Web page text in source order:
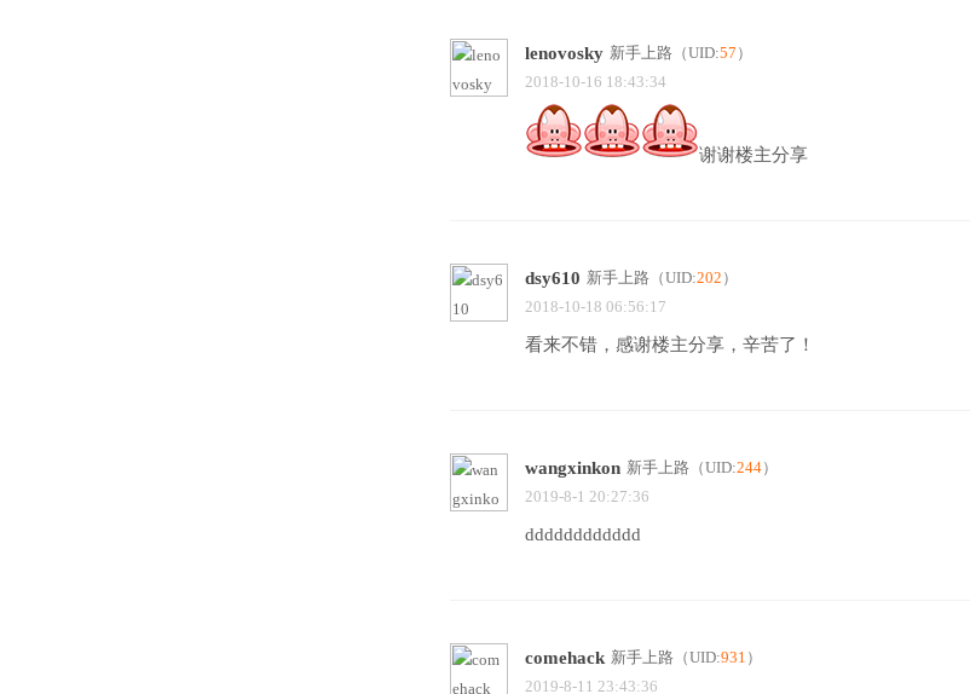
lenovosky 新手上路 （UID:57 ）
2018-10-16 18:43:34
谢谢楼主分享
dsy610 新手上路 （UID:202 ）
2018-10-18 06:56:17
看来不错，感谢楼主分享，辛苦了！
wangxinkon 新手上路 （UID:244）
2019-8-1 20:27:36
dddddddddddd
comehack 新手上路 （UID:931 ）
2019-8-11 23:43:36